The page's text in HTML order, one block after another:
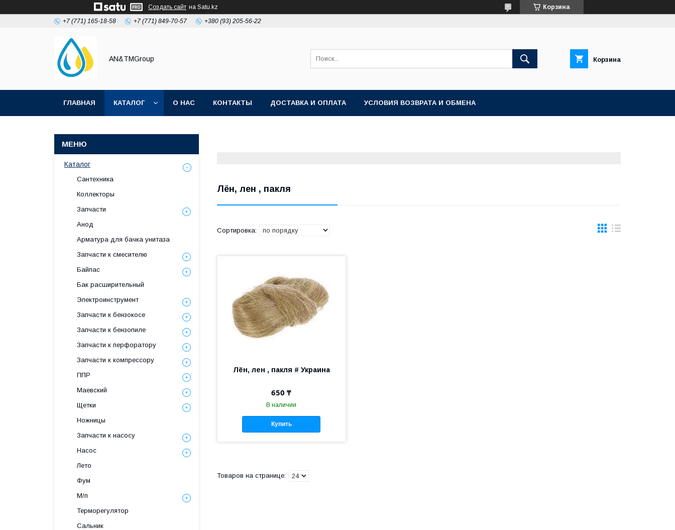
Создать сайт на Satu.kz Корзина
+7 (771) 165-18-58 +7 (771) 849-70-57 +380 (93) 205-56-22
AN&TMGroup Корзина
ГЛАВНАЯ КАТАЛОГ О НАС КОНТАКТЫ ДОСТАВКА И ОПЛАТА УСЛОВИЯ ВОЗВРАТА И ОБМЕНА
Лён, лен , пакля
Лён, лен , пакля # Украина
650 ₸
В наличии
Купить
Каталог
Сантехника
Коллекторы
Запчасти
Анод
Арматура для бачка унитаза
Запчасти к смесителю
Байпас
Бак расширительный
Электроинструмент
Запчасти к бензокосе
Запчасти к бензопиле
Запчасти к перфоратору
Запчасти к компрессору
ППР
Маевский
Щетки
Ножницы
Запчасти к насосу
Насос
Лето
Фум
М/п
Терморегулятор
Сальник